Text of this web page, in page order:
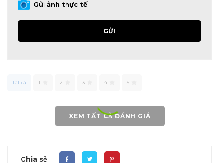
Gửi ảnh thực tế
GỬI
Tất cả 1 2 3 4 5
XEM TẤT CẢ ĐÁNH GIÁ
Chia sẻ